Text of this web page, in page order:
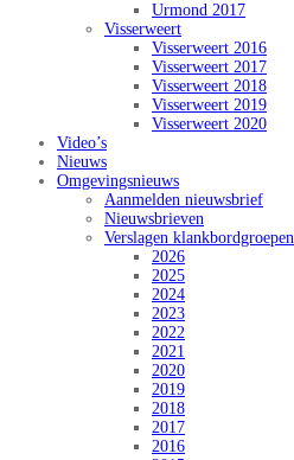
Urmond 2017
Visserweert
Visserweert 2016
Visserweert 2017
Visserweert 2018
Visserweert 2019
Visserweert 2020
Video’s
Nieuws
Omgevingsnieuws
Aanmelden nieuwsbrief
Nieuwsbrieven
Verslagen klankbordgroepen
2026
2025
2024
2023
2022
2021
2020
2019
2018
2017
2016